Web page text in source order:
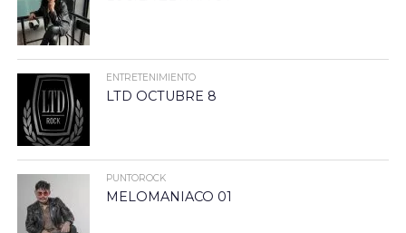
ENTRETENIMIENTO
LTD OCTUBRE 8
PUNTOROCK
MELOMANIACO 01